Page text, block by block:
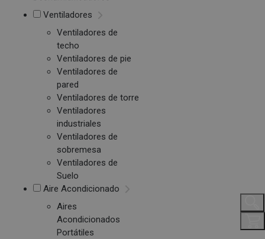
Ventiladores
Ventiladores de
techo
Ventiladores de pie
Ventiladores de
pared
Ventiladores de torre
Ventiladores
industriales
Ventiladores de
sobremesa
Ventiladores de
Suelo
Aire Acondicionado
Aires
Acondicionados
Portátiles